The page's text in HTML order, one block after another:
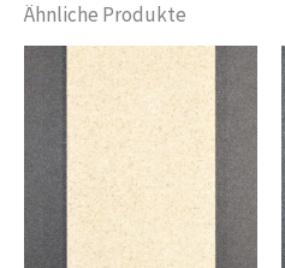
Ähnliche Produkte